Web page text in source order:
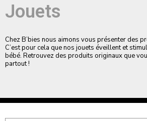
Jouets
Chez B’bies nous aimons vous présenter des
C’est pour cela que nos jouets éveillent et
bébé. Retrouvez des produits originaux que
partout !